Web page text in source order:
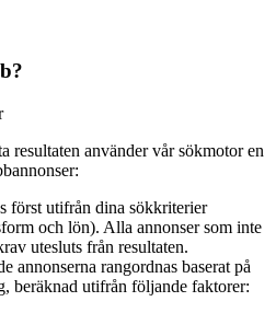
resultaten använder vår sökmotor en
först utifrån dina sökkriterier
och lön). Alla annonser som inte
utesluts från resultaten.
annonserna rangordnas baserat på
beräknad utifrån följande faktorer: